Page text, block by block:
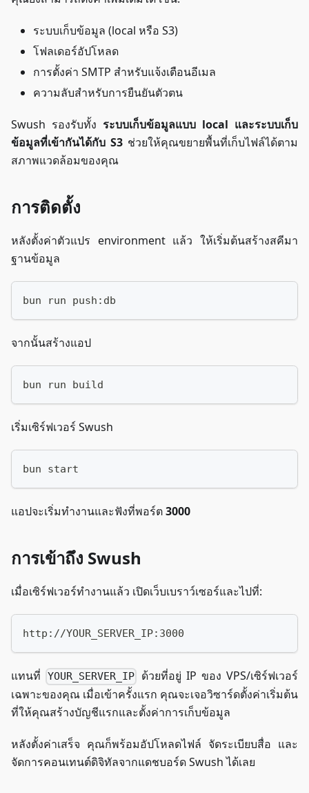
ระบบเก็บข้อมูล (local หรือ S3)
โฟลเดอร์อัปโหลด
การตั้งค่า SMTP สำหรับแจ้งเตือนอีเมล
ความลับสำหรับการยืนยันตัวตน
Swush รองรับทั้ง ระบบเก็บข้อมูลแบบ local และระบบเก็บ
ข้อมูลที่เข้ากันได้กับ S3 ช่วยให้คุณขยายพื้นที่เก็บไฟล์ได้ตาม
สภาพแวดล้อมของคุณ
การติดตั้ง
หลังตั้งค่าตัวแปร environment แล้ว ให้เริ่มต้นสร้างสคีมา
ฐานข้อมูล
bun run push:db
จากนั้นสร้างแอป
bun run build
เริ่มเซิร์ฟเวอร์ Swush
bun start
แอปจะเริ่มทำงานและฟังที่พอร์ต3000
การเข้าถึง Swush
เมื่อเซิร์ฟเวอร์ทำงานแล้ว เปิดเว็บเบราว์เซอร์และไปที่:
http://YOUR_SERVER_IP:3000
แทนที่ YOUR_SERVER_IP
ด้วยที่อยู่ IP ของ VPS/เซิร์ฟเวอร์
เฉพาะของคุณ เมื่อเข้าครั้งแรก คุณจะเจอวิซาร์ดตั้งค่าเริ่มต้น
ที่ให้คุณสร้างบัญชีแรกและตั้งค่าการเก็บข้อมูล
หลังตั้งค่าเสร็จ คุณก็พร้อมอัปโหลดไฟล์ จัดระเบียบสื่อ และ
จัดการคอนเทนต์ดิจิทัลจากแดชบอร์ด Swush ได้เลย